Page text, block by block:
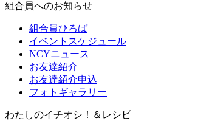
組合員へのお知らせ
組合員ひろば
イベントスケジュール
NCYニュース
お友達紹介
お友達紹介申込
フォトギャラリー
わたしのイチオシ！＆レシピ